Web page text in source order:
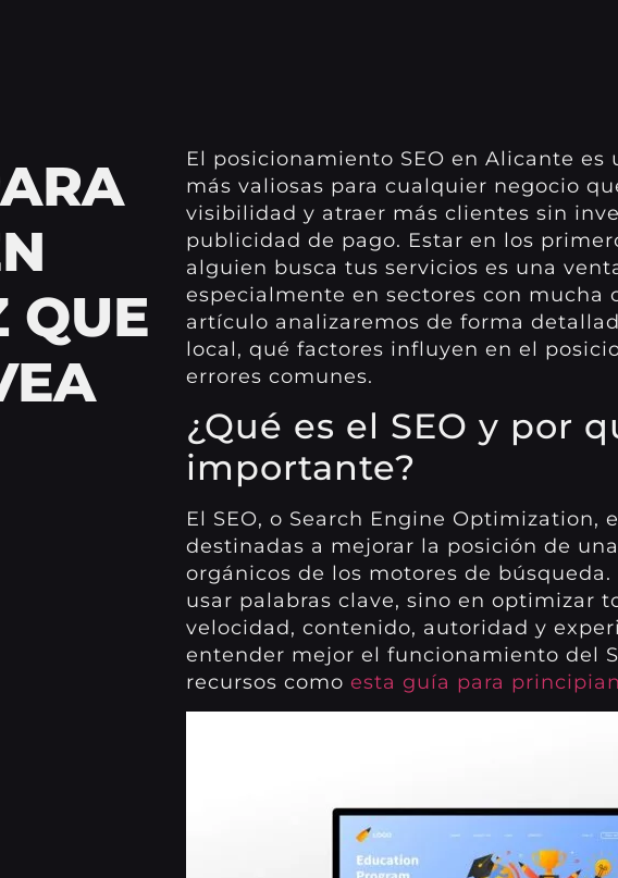
QUE
El posicionamiento SEO en Alicante es
más valiosas para cualquier negocio
visibilidad y atraer más clientes sin
publicidad de pago. Estar en los
alguien busca tus servicios es una
especialmente en sectores con mucha
artículo analizaremos de forma
local, qué factores influyen en el
errores comunes.
¿Qué es el SEO y por
importante?
El SEO, o Search Engine Optimization,
destinadas a mejorar la posición de
orgánicos de los motores de
usar palabras clave, sino en optimizar
velocidad, contenido, autoridad y
entender mejor el funcionamiento del
recursos como esta guía para